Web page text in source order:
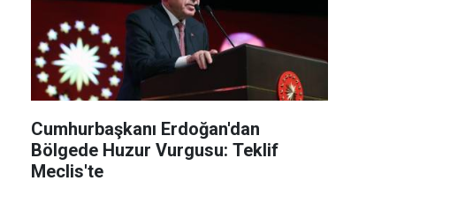
Cumhurbaşkanı Erdoğan'dan
Bölgede Huzur Vurgusu: Teklif
Meclis'te